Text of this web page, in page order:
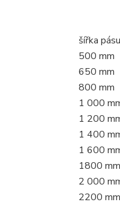
šířka pásu
500 mm
650 mm
800 mm
1 000
1 200
1 400
1 600
1800 mm
2 000
2200 mm